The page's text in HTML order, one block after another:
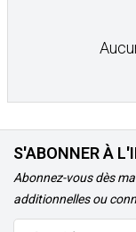
S'ABONNER À
Abonnez-vous dès
additionnelles ou